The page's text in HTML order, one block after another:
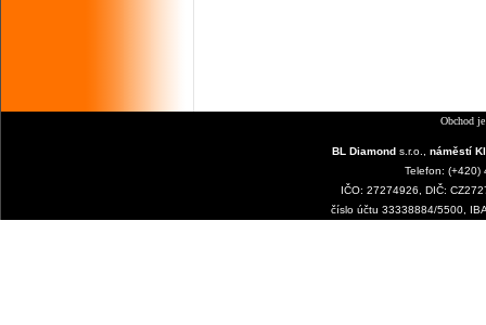
Obchod
BL Diamonds.r.o., náměstí
Telefon: (+420)
IČO: 27274926, DIČ:
číslo účtu 33338884/5500,